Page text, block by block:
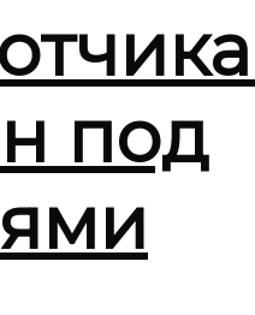
под